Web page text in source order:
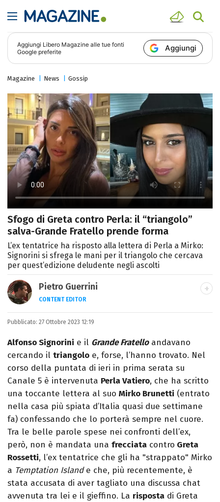
Aggiungi Libero Magazine alle tue fonti
Google preferite
Aggiungi
Magazine News Gossip
Sfogo di Greta contro Perla: il “triangolo”
salva-Grande Fratello prende forma
L’ex tentatrice ha risposto alla lettera di Perla a Mirko:
Signorini si sfrega le mani per il triangolo che cercava
per quest’edizione deludente negli ascolti
Pietro Guerrini
CONTENT EDITOR
Laurea in Lettere, smania di viaggi e
Pixar).
Pubblicato: 27 Ottobre 2023 12:19
Alfonso Signorini e il Grande Fratelloandavano
cercando il triangolo e, forse, l’hanno trovato. Nel
corso della puntata di ieri in prima serata su
Canale 5 è intervenuta Perla Vatiero, che ha scritto
una toccante lettera al suo Mirko Brunetti (entrato
nella casa più spiata d’Italia quasi due settimane
fa) confessando che lo porterà sempre nel cuore.
Tra le belle parole spese nei confronti dell’ex,
però, non è mandata una frecciata contro Greta
Rossetti, l’ex tentatrice che gli ha "strappato" Mirko
a Temptation Islande che, più recentemente, è
stata accusata di aver tagliato una discussa chat
avvenuta tra lei e il gieffino. La risposta di Greta